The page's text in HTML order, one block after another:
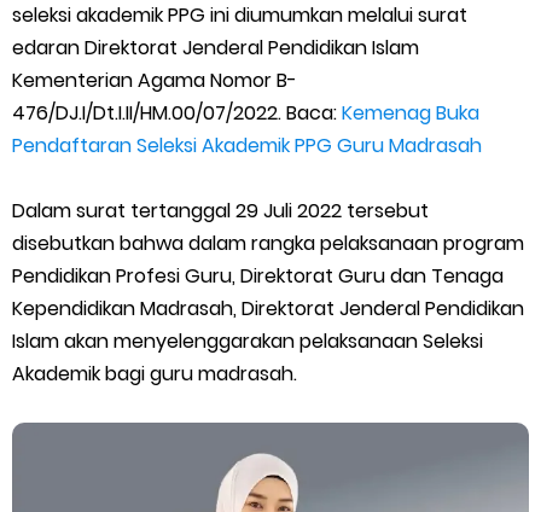
Madrasah
Cara Login EMIS GTK Baru untuk Operator dan PTK
SEB Upacara Bendera di Sekolah dan Madrasah
Cara Install Aplikasi Exam Browser Client TKA 2026
Juknis Pembayaran TPG Guru Madrasah 2026
Pelatihan MOOC Pintar Kemenag Periode Maret 2026
Edaran Penyaluran BOP RA & BOS Madrasah Tahap I Tahun
Yang Dilakukan Proktor Sebelum Simulasi TKA
seleksi akademik PPG ini diumumkan melalui surat
edaran Direktorat Jenderal Pendidikan Islam
Kementerian Agama Nomor B-
476/DJ.I/Dt.I.II/HM.00/07/2022. Baca:Kemenag Buka
Pendaftaran Seleksi Akademik PPG Guru Madrasah
Dalam surat tertanggal 29 Juli 2022 tersebut
disebutkan bahwa dalam rangka pelaksanaan program
Pendidikan Profesi Guru, Direktorat Guru dan Tenaga
Kependidikan Madrasah, Direktorat Jenderal Pendidikan
Islam akan menyelenggarakan pelaksanaan Seleksi
Akademik bagi guru madrasah.